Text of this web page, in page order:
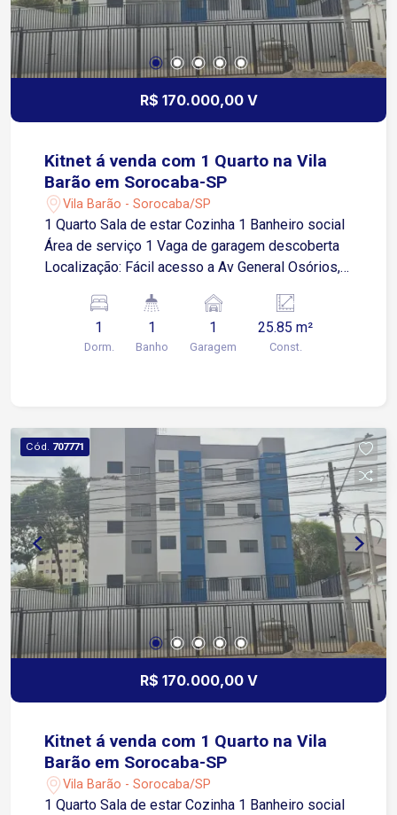
R$ 170.000,00 V
Kitnet á venda com 1 Quarto na Vila
Barão em Sorocaba-SP
Vila Barão - Sorocaba/SP
1 Quarto Sala de estar Cozinha 1 Banheiro social
Área de serviço 1 Vaga de garagem descoberta
Localização: Fácil acesso a Av General Osórios,
comércios em geral.
1
Dorm.
1
Banho
1
Garagem
25.85 m²
Const.
Cód. 707771
R$ 170.000,00 V
Kitnet á venda com 1 Quarto na Vila
Barão em Sorocaba-SP
Vila Barão - Sorocaba/SP
1 Quarto Sala de estar Cozinha 1 Banheiro social